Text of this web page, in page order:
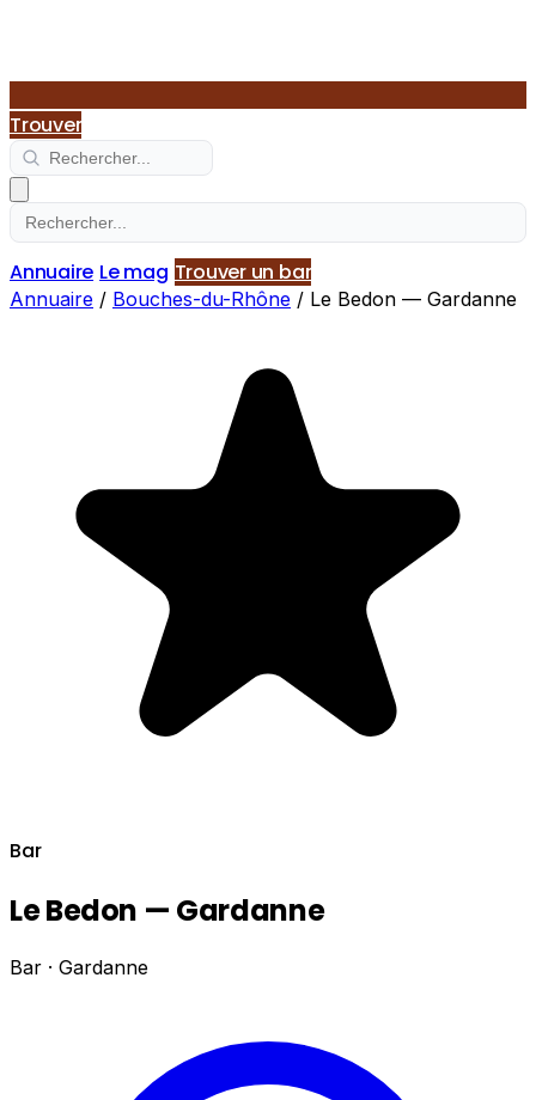
Trouver
Annuaire Le mag Trouver un bar
Annuaire / Bouches-du-Rhône / Le Bedon — Gardanne
Bar
Le Bedon — Gardanne
Bar · Gardanne